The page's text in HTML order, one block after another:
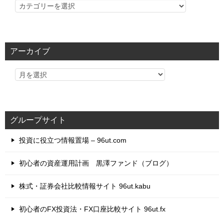
カ
リ
アーカイブ
グループサイト
投資に役立つ情報置場 – 96ut.com
初心者の資産運用計画 黒澤ファンド（ブログ）
株式・証券会社比較情報サイト 96ut.kabu
初心者のFX投資法・FX口座比較サイト 96ut.fx